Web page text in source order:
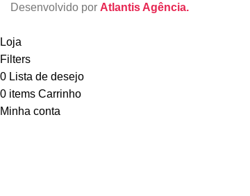
Desenvolvido por Atlantis Agência.
Loja
Filters
0 Lista de desejo
0 items Carrinho
Minha conta